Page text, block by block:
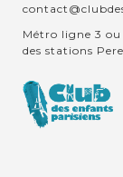
Métro ligne 3
des stations